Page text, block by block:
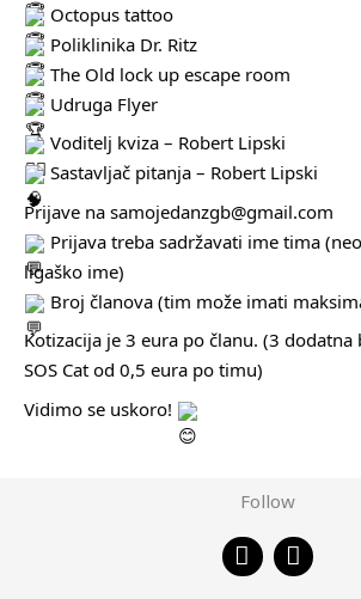
Octopus tattoo
Poliklinika Dr. Ritz
The Old lock up escape room
Udruga Flyer
Voditelj kviza – Robert Lipski
Sastavljač pitanja – Robert Lipski
Prijave na samojedanzgb@gmail.com
Prijava treba sadržavati ime tima
ligaško ime)
Broj članova (tim može imati
Kotizacija je 3 eura po članu. (3 dodatna
SOS Cat od 0,5 eura po timu)
Vidimo se uskoro!
Follow
F
a
I
n